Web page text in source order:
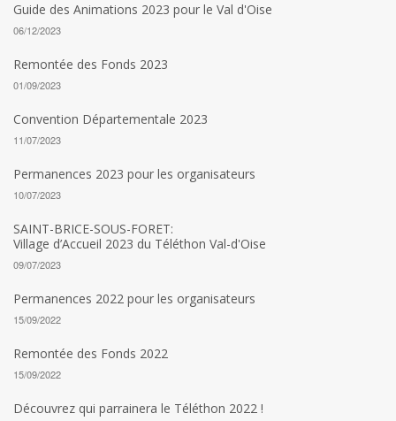
Guide des Animations 2023 pour le Val d'Oise
06/12/2023
Remontée des Fonds 2023
01/09/2023
Convention Départementale 2023
11/07/2023
Permanences 2023 pour les organisateurs
10/07/2023
SAINT-BRICE-SOUS-FORET:
Village d’Accueil 2023 du Téléthon Val-d'Oise
09/07/2023
Permanences 2022 pour les organisateurs
15/09/2022
Remontée des Fonds 2022
15/09/2022
Découvrez qui parrainera le Téléthon 2022 !